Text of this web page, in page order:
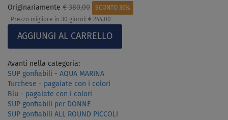
Originariamente € 380,00
SCONTO 36%
Prezzo migliore in 30 giorni: € 244,00
Avanti nella categoria:
SUP gonfiabili - AQUA MARINA
Turchese - pagaiate con i colori
Blu - pagaiate con i colori
SUP gonfiabili per DONNE
SUP gonfiabili ALL ROUND PICCOLI